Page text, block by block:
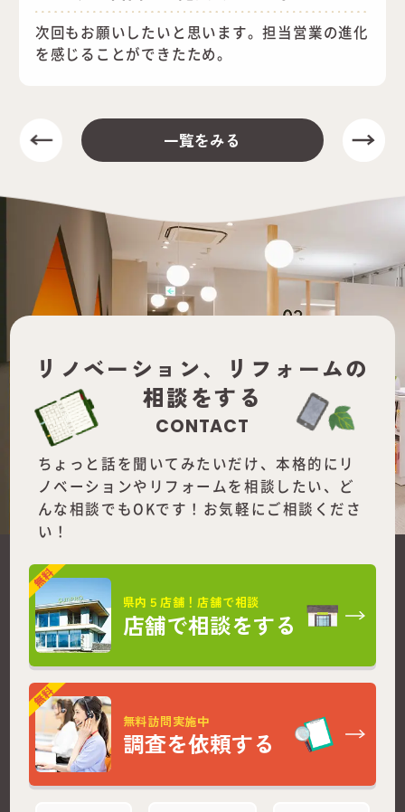
次回もお願いしたいと思います。担当営業の進化
を感じることができたため。
一覧をみる
リノベーション、
リフォームの
相談をする
CONTACT
ちょっと話を聞いてみたいだけ、本格的にリ
ノベーションやリフォームを相談したい、ど
んな相談でもOKです！お気軽にご相談くださ
い！
県内５店舗！店舗で相談
店舗で相談をする
無料訪問実施中
調査を依頼する